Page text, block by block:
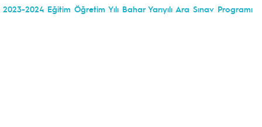
2023-2024 Eğitim Öğretim Yılı Bahar Yarıyılı Ara Sınav Programı